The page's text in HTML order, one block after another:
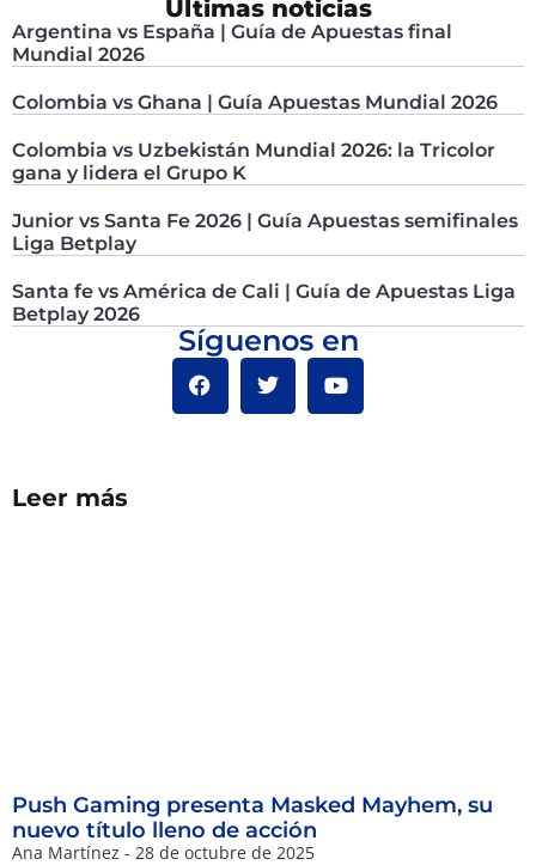
Últimas noticias
Argentina vs España | Guía de Apuestas final
Mundial 2026
Colombia vs Ghana | Guía Apuestas Mundial 2026
Colombia vs Uzbekistán Mundial 2026: la Tricolor
gana y lidera el Grupo K
Junior vs Santa Fe 2026 | Guía Apuestas semifinales
Liga Betplay
Santa fe vs América de Cali | Guía de Apuestas Liga
Betplay 2026
Síguenos en
Leer más
Push Gaming presenta Masked Mayhem, su
nuevo título lleno de acción
Ana Martínez 28 de octubre de 2025